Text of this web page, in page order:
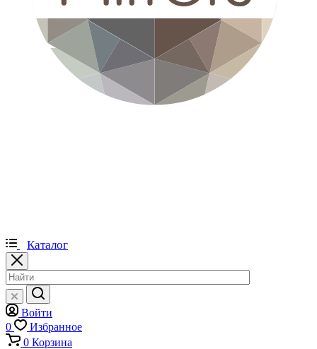
Каталог
Войти
0
Избранное
0 Корзина